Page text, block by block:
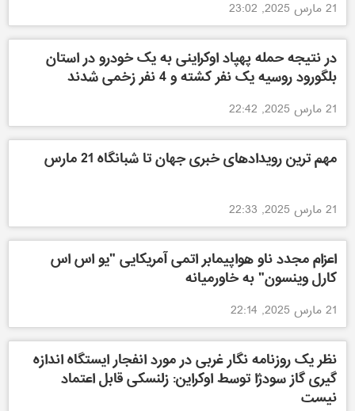
21 مارس 2025, 23:02
در نتیجه حمله پهپاد اوکراینی به یک خودرو در استان
بلگورود روسیه یک نفر کشته و 4 نفر زخمی شدند
21 مارس 2025, 22:42
مهم ترین رویدادهای خبری جهان تا شبانگاه 21 مارس
21 مارس 2025, 22:33
اعزام مجدد ناو هواپیمابر اتمی آمریکایی "یو اس اس
کارل وینسون" به خاورمیانه
21 مارس 2025, 22:14
نظر یک روزنامه نگار غربی در مورد انفجار ایستگاه اندازه
گیری گاز سودژا توسط اوکراین: زلنسکی قابل اعتماد
نیست